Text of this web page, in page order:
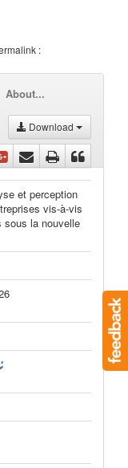
:
About...
Download
et perception
vis-à-vis
sous la nouvelle